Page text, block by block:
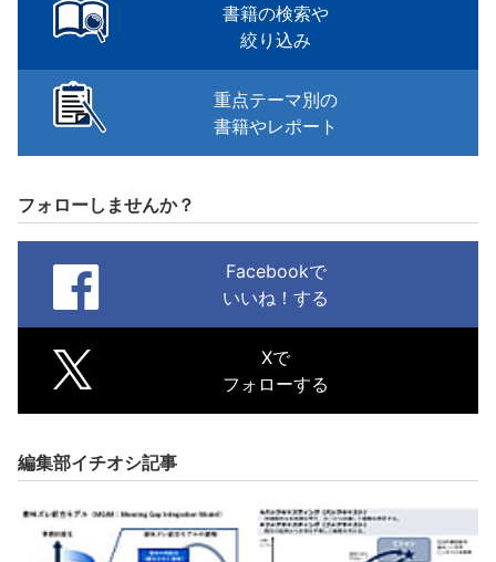
書籍の検索や
絞り込み
重点テーマ別の
書籍やレポート
フォローしませんか？
Facebookで
いいね！する
Xで
フォローする
編集部イチオシ記事